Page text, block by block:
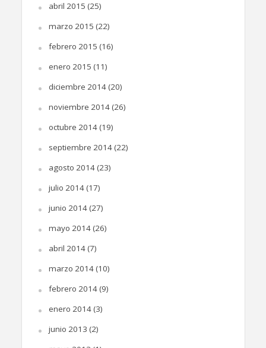
abril 2015 (25)
marzo 2015 (22)
febrero 2015 (16)
enero 2015 (11)
diciembre 2014(20)
noviembre 2014(26)
octubre 2014(19)
septiembre 2014(22)
agosto 2014(23)
julio 2014(17)
junio 2014(27)
mayo 2014(26)
abril 2014(7)
marzo 2014(10)
febrero 2014(9)
enero 2014(3)
junio 2013 (2)